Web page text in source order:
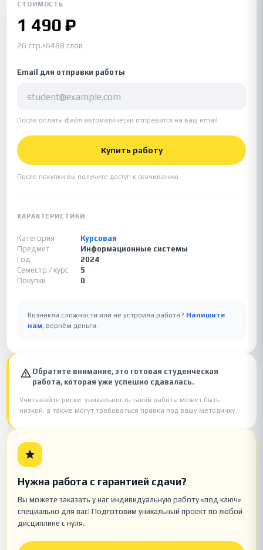
СТОИМОСТЬ
1 490 ₽
26 стр.•6488 слов
Email для отправки работы
После оплаты файл автоматически отправится на ваш email.
Купить работу
После покупки вы получите доступ к скачиванию.
ХАРАКТЕРИСТИКИ
Категория
Курсовая
Предмет
Информационные системы
Год
2024
Семестр / курс
5
Покупки
0
Возникли сложности или не устроила работа? Напишите
нам, вернём деньги.
Обратите внимание, это готовая студенческая
работа, которая уже успешно сдавалась.
Учитывайте риски: уникальность такой работы может быть
низкой, а также могут требоваться правки под вашу методичку.
Нужна работа с гарантией сдачи?
Вы можете заказать у нас индивидуальную работу «под ключ»
специально для вас! Подготовим уникальный проект по любой
дисциплине с нуля.